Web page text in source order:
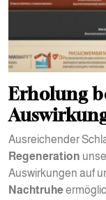
Erholung
Ausreichender
Regeneration
Auswirkungen auf
Nachtruhe